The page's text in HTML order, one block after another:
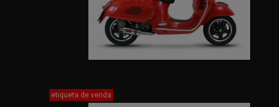
etiqueta de venda